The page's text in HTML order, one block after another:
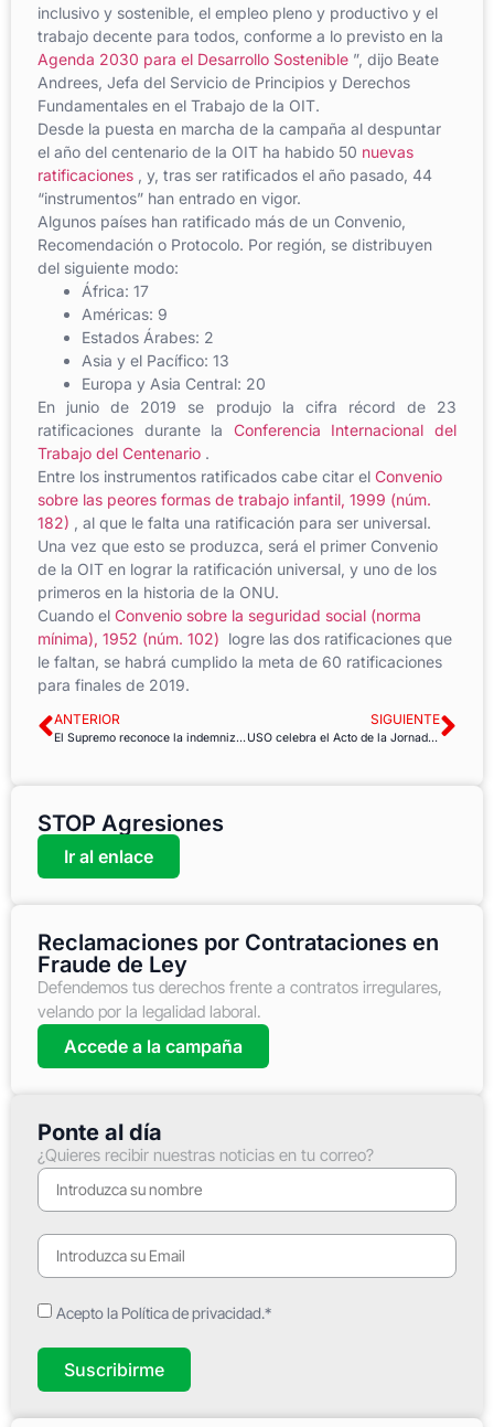
inclusivo y sostenible, el empleo pleno y productivo y el
trabajo decente para todos, conforme a lo previsto en la
Agenda 2030 para el Desarrollo Sostenible ”, dijo Beate
Andrees, Jefa del Servicio de Principios y Derechos
Fundamentales en el Trabajo de la OIT.
Desde la puesta en marcha de la campaña al despuntar
el año del centenario de la OIT ha habido 50 nuevas
ratificaciones , y, tras ser ratificados el año pasado, 44
“instrumentos” han entrado en vigor.
Algunos países han ratificado más de un Convenio,
Recomendación o Protocolo. Por región, se distribuyen
del siguiente modo:
África: 17
Américas: 9
Estados Árabes: 2
Asia y el Pacífico: 13
Europa y Asia Central: 20
En junio de 2019 se produjo la cifra récord de 23
ratificaciones durante la Conferencia Internacional del
Trabajo del Centenario .
Entre los instrumentos ratificados cabe citar el Convenio
sobre las peores formas de trabajo infantil, 1999 (núm.
182) , al que le falta una ratificación para ser universal.
Una vez que esto se produzca, será el primer Convenio
de la OIT en lograr la ratificación universal, y uno de los
primeros en la historia de la ONU.
Cuando el Convenio sobre la seguridad social (norma
mínima), 1952 (núm. 102) logre las dos ratificaciones que
le faltan, se habrá cumplido la meta de 60 ratificaciones
para finales de 2019.
ANTERIOR
El Supremo reconoce la indemnización a una interina del Gobierno de Cantabria
SIGUIENTE
USO celebra el Acto de la Jornada Mundial por el Trabajo Decente
STOP Agresiones
Ir al enlace
Reclamaciones por Contrataciones en
Fraude de Ley
Defendemos tus derechos frente a contratos irregulares,
velando por la legalidad laboral.
Accede a la campaña
Ponte al día
¿Quieres recibir nuestras noticias en tu correo?
Acepto la Política de privacidad.*
Suscribirme